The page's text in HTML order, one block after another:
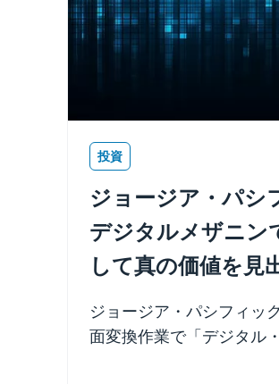
投資
ジョージア・パシ
デジタルメザニン
して真の価値を見
ジョージア・パシフィッ
面変換作業で「デジタル